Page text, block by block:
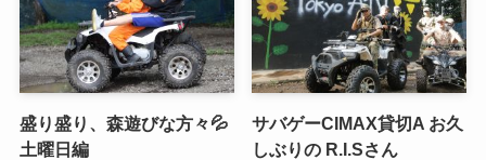
盛り盛り、森遊びな方々💦
土曜日編
サバゲーCIMAX貸切A お久
しぶりの R.I.Sさん